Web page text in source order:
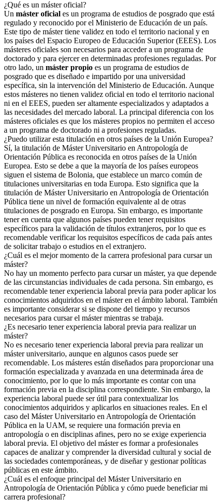
¿Qué es un máster oficial?
Un máster oficial es un programa de estudios de posgrado que está
regulado y reconocido por el Ministerio de Educación de un país.
Este tipo de máster tiene validez en todo el territorio nacional y en
los países del Espacio Europeo de Educación Superior (EEES). Los
másteres oficiales son necesarios para acceder a un programa de
doctorado y para ejercer en determinadas profesiones reguladas. Por
otro lado, un máster propio es un programa de estudios de
posgrado que es diseñado e impartido por una universidad
específica, sin la intervención del Ministerio de Educación. Aunque
estos másteres no tienen validez oficial en todo el territorio nacional
ni en el EEES, pueden ser altamente especializados y adaptados a
las necesidades del mercado laboral. La principal diferencia con los
másteres oficiales es que los másteres propios no permiten el acceso
a un programa de doctorado ni a profesiones reguladas.
¿Puedo utilizar esta titulación en otros países de la Unión Europea?
Sí, la titulación de Máster Universitario en Antropología de
Orientación Pública es reconocida en otros países de la Unión
Europea. Esto se debe a que la mayoría de los países europeos
siguen el sistema de Bolonia, que establece un marco común de
titulaciones universitarias en toda Europa. Esto significa que la
titulación de Máster Universitario en Antropología de Orientación
Pública tiene un nivel de formación equivalente al de otras
titulaciones de posgrado en Europa. Sin embargo, es importante
tener en cuenta que algunos países pueden tener requisitos
específicos para la validación de títulos extranjeros, por lo que es
recomendable verificar los requisitos específicos de cada país antes
de solicitar trabajo o estudios en el extranjero.
¿Cuál es el mejor momento de la carrera profesional para cursar un
máster?
No hay un momento perfecto para cursar un máster, ya que depende
de las circunstancias individuales de cada persona. Sin embargo, es
recomendable tener experiencia laboral previa para poder aplicar los
conocimientos adquiridos en el máster en el ámbito laboral. También
es importante considerar si se dispone del tiempo y recursos
necesarios para cursar el máster mientras se trabaja.
¿Es necesario tener experiencia laboral previa para realizar un
máster?
No es necesario tener experiencia laboral previa para realizar un
máster universitario, aunque en algunos casos puede ser
recomendable. Los másteres están diseñados para proporcionar una
formación especializada y avanzada en una determinada área de
conocimiento, por lo que lo más importante es contar con una
formación previa en la disciplina correspondiente. Sin embargo, la
experiencia laboral puede ser útil para contextualizar los
conocimientos adquiridos y aplicarlos en situaciones reales. En el
caso del Máster Universitario en Antropología de Orientación
Pública en la UAM, se requiere una formación previa en
antropología o en disciplinas afines, pero no se exige experiencia
laboral previa. El objetivo del máster es formar a profesionales
capaces de analizar y comprender la diversidad cultural y social de
las sociedades contemporáneas, y de diseñar y gestionar políticas
públicas en este ámbito.
¿Cuál es el enfoque principal del Máster Universitario en
Antropología de Orientación Pública y cómo puede beneficiar mi
carrera profesional?